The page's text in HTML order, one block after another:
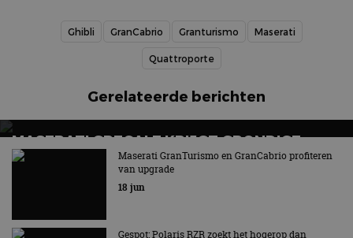
Ghibli GranCabrio Granturismo Maserati
Quattroporte
Gerelateerde berichten
MASERATI GRECALE KRIJGT GRONDIGE
OPFRISBEURT
Aanbod bestaat voortaan uit zes uitvoeringen
Maserati GranTurismo en GranCabrio profiteren
van upgrade
18 jun
Gespot: Polaris RZR zoekt het hogerop dan